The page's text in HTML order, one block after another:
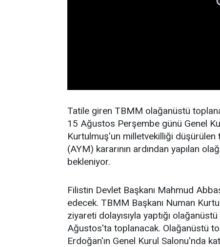
Tatile giren TBMM olağanüstü
15 Ağustos Perşembe günü Genel
Kurtulmuş'un milletvekilliği
(AYM) kararının ardından yapılan
bekleniyor.
Filistin Devlet Başkanı Mahmud
edecek. TBMM Başkanı Numan
ziyareti dolayısıyla yaptığı
Ağustos'ta toplanacak. Olağanüstü
Erdoğan'ın Genel Kurul Salonu'nda